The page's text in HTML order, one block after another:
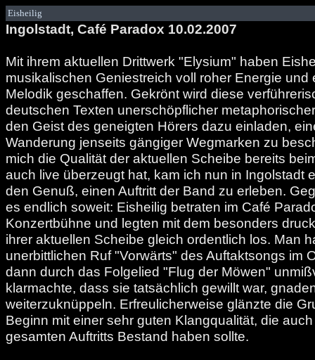
Eisheilig
Ingolstadt, Café Paradox 10.02.2007
Mit ihrem aktuellen Drittwerk "Elysium" haben
musikalischen Geniestreich voll roher Energie und
Melodik geschaffen. Gekrönt wird diese
deutschen Texten unerschöpflicher
den Geist des geneigten Hörers dazu einladen,
Wanderung jenseits gängiger Wegmarken zu
mich die Qualität der aktuellen Scheibe bereits
auch live überzeugt hat, kam ich nun in Ingolstadt
den Genuß, einen Auftritt der Band zu erleben.
es endlich soweit: Eisheilig betraten im Café
Konzertbühne und legten mit dem besonders
ihrer aktuellen Scheibe gleich ordentlich los. Man
unerbittlichen Ruf "Vorwärts" des Auftaktsongs im
dann durch das Folgelied "Flug der Möwen"
klarmachte, dass sie tatsächlich gewillt war,
weiterzuknüppeln. Erfreulicherweise glänzte die
Beginn mit einer sehr guten Klangqualität, die
gesamten Auftritts Bestand haben sollte.